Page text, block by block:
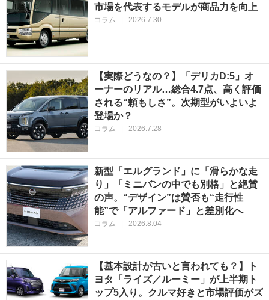
市場を代表するモデルが商品力を向上
コラム 2026.7.30
【実際どうなの？】「デリカD:5」オ
ーナーのリアル…総合4.7点、高く評価
される“頼もしさ”。次期型がいよいよ
登場か？
コラム 2026.7.28
新型「エルグランド」に「滑らかな走
り」「ミニバンの中でも別格」と絶賛
の声。“デザイン”は賛否も“走行性
能”で「アルファード」と差別化へ
コラム 2026.8.04
【基本設計が古いと言われても？】ト
ヨタ「ライズ／ルーミー」が上半期ト
ップ5入り。クルマ好きと市場評価がズ